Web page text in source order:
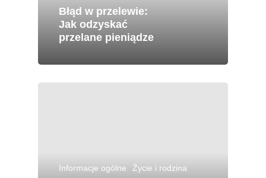
Błąd w przelewie:
Jak odzyskać
przelane pieniądze
Informacje ogólne Życie i rodzina